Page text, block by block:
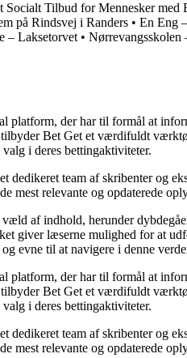
Socialt Tilbud for Mennesker med
på Rindsvej i Randers • En Eng
– Laksetorvet• Nørrevangsskolen
platform, der har til formål at
tilbyder Bet Get et værdifuldt
i deres bettingaktiviteter.
dedikeret team af skribenter og
mest relevante og opdaterede
af indhold, herunder
giver læserne mulighed for at
evne til at navigere i denne
platform, der har til formål at
tilbyder Bet Get et værdifuldt
i deres bettingaktiviteter.
dedikeret team af skribenter og
mest relevante og opdaterede